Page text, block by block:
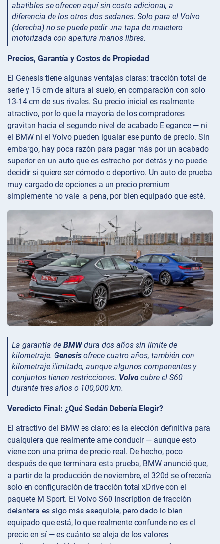
abatibles se ofrecen aquí sin costo adicional, a
diferencia de los otros dos sedanes. Solo para el Volvo
(derecha) no se puede pedir una tapa de maletero
motorizada con apertura manos libres.
Precios, Garantía y Costos de Propiedad
El Genesis tiene algunas ventajas claras: tracción total de
serie y 15 cm de altura al suelo, en comparación con solo
13-14 cm de sus rivales. Su precio inicial es realmente
atractivo, por lo que la mayoría de los compradores
gravitan hacia el segundo nivel de acabado Elegance — ni
el BMW ni el Volvo pueden igualar ese punto de precio. Sin
embargo, hay poca razón para pagar más por un acabado
superior en un auto que es estrecho por detrás y no puede
decidir si quiere ser cómodo o deportivo. Un auto de prueba
muy cargado de opciones a un precio premium
simplemente no vale la pena, por bien equipado que esté.
La garantía de BMWdura dos años sin límite de
kilometraje. Genesis ofrece cuatro años, también con
kilometraje ilimitado, aunque algunos componentes y
conjuntos tienen restricciones. Volvo cubre el S60
durante tres años o 100,000 km.
Veredicto Final: ¿Qué Sedán Debería Elegir?
El atractivo del BMW es claro: es la elección definitiva para
cualquiera que realmente ame conducir — aunque esto
viene con una prima de precio real. De hecho, poco
después de que terminara esta prueba, BMW anunció que,
a partir de la producción de noviembre, el 320d se ofrecería
solo en configuración de tracción total xDrive con el
paquete M Sport. El Volvo S60 Inscription de tracción
delantera es algo más asequible, pero dado lo bien
equipado que está, lo que realmente confunde no es el
precio en sí — es cuánto se aleja de los valores